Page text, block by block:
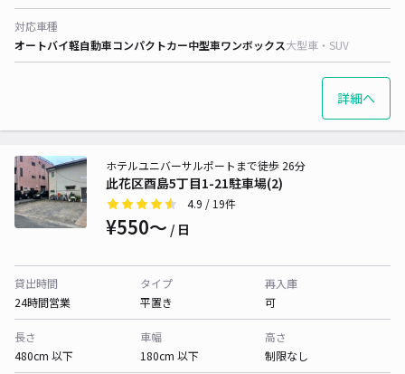
対応車種
オートバイ軽自動車コンパクトカー中型車ワンボックス大型車・SUV
詳細へ
此花区酉島5丁目1-21駐車場(2)
ホテルユニバーサルポートまで徒歩 26分
4.9 / 19件
¥550〜 / 日
貸出時間
24時間営業
タイプ
平置き
再入庫
可
長さ
480cm 以下
車幅
180cm 以下
高さ
制限なし